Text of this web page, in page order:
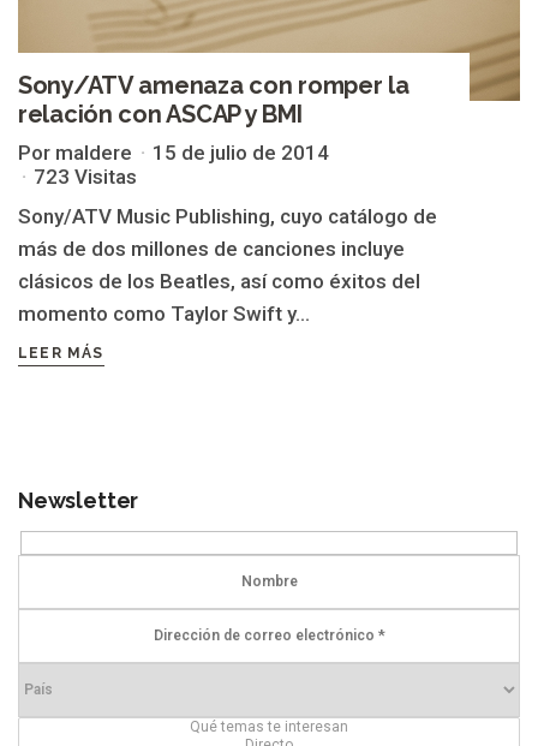
Sony/ATV amenaza con romper la
relación con ASCAP y BMI
Por maldere
15 de julio de 2014
723 Visitas
Sony/ATV Music Publishing, cuyo catálogo de
más de dos millones de canciones incluye
clásicos de los Beatles, así como éxitos del
momento como Taylor Swift y...
LEER MÁS
Newsletter